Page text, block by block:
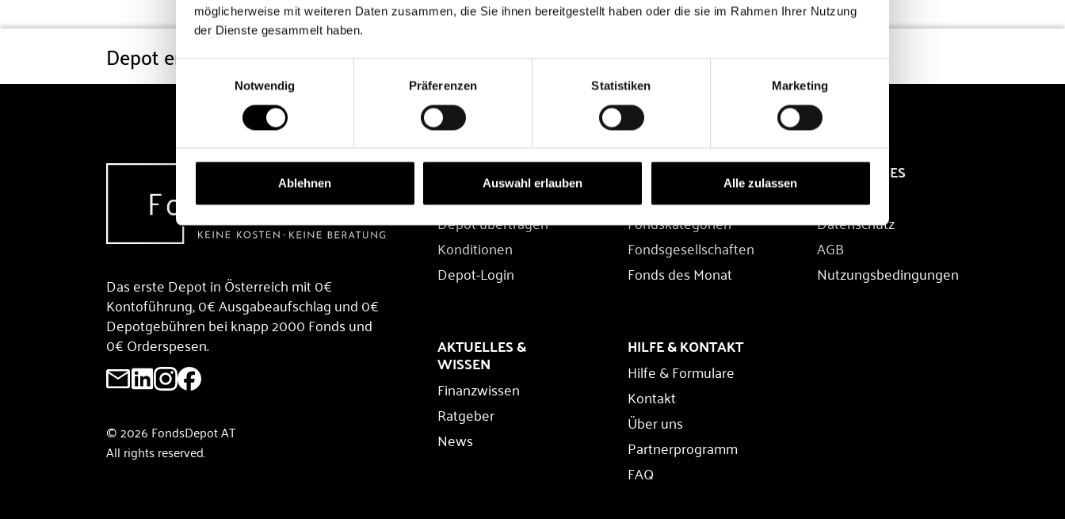
möglicherweise mit weiteren Daten zusammen, die Sie ihnen bereitgestellt haben oder die sie im Rahmen Ihrer Nutzung
der Dienste gesammelt haben.
Einwilligungsauswahl
Notwendig
Präferenzen Statistiken Marketing
Ablehnen Auswahl erlauben Alle zulassen
Depot eröffnen Konditionen Fonds FAQ
Das erste Depot in Österreich mit 0€
Kontoführung, 0€ Ausgabeaufschlag und 0€
Depotgebühren bei knapp 2000 Fonds und
0€ Orderspesen.
© 2026 FondsDepot AT
All rights reserved.
DEPOT
Depot übertragen
Konditionen
Depot-Login
FONDS
Fondssuche
Fondskategorien
Fondsgesellschaften
Fonds des Monat
RECHTLICHES
Impressum
Datenschutz
AGB
Nutzungsbedingungen
AKTUELLES &
WISSEN
Finanzwissen
Ratgeber
News
HILFE & KONTAKT
Hilfe & Formulare
Kontakt
Über uns
Partnerprogramm
FAQ